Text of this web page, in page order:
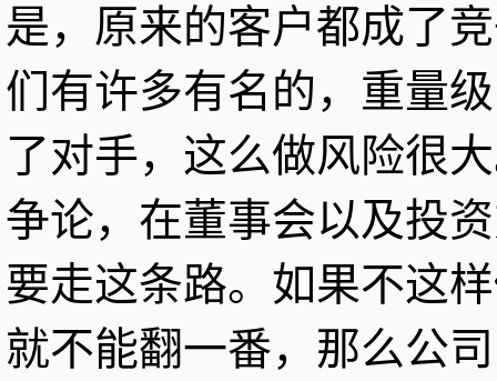
是，原来的客户都成了
们有许多有名的，重量
了对手，这么做风险很
争论，在董事会以及投
要走这条路。如果不这
就不能翻一番，那么公